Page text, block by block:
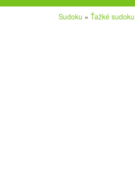
Sudoku » Ťažké sudoku